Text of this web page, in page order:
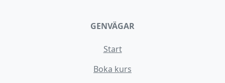
GENVÄGAR
Start
Boka kurs